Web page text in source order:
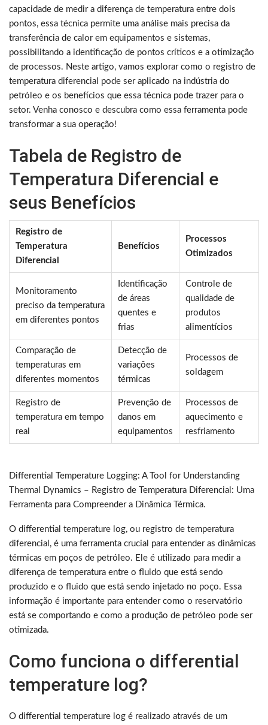
capacidade de medir a diferença de temperatura entre dois
pontos, essa técnica permite uma análise mais precisa da
transferência de calor em equipamentos e sistemas,
possibilitando a identificação de pontos críticos e a otimização
de processos. Neste artigo, vamos explorar como o registro de
temperatura diferencial pode ser aplicado na indústria do
petróleo e os benefícios que essa técnica pode trazer para o
setor. Venha conosco e descubra como essa ferramenta pode
transformar a sua operação!
Tabela de Registro de
Temperatura Diferencial e
seus Benefícios
Registro de
Temperatura
Diferencial
Benefícios
Processos
Otimizados
Monitoramento
preciso da temperatura
em diferentes pontos
Identificação
de áreas
quentes e
frias
Controle de
qualidade de
produtos
alimentícios
Comparação de
temperaturas em
diferentes momentos
Detecção de
variações
térmicas
Processos de
soldagem
Registro de
temperatura em tempo
real
Prevenção de
danos em
equipamentos
Processos de
aquecimento e
resfriamento
Differential Temperature Logging: A Tool for Understanding
Thermal Dynamics – Registro de Temperatura Diferencial: Uma
Ferramenta para Compreender a Dinâmica Térmica.
O differential temperature log, ou registro de temperatura
diferencial, é uma ferramenta crucial para entender as dinâmicas
térmicas em poços de petróleo. Ele é utilizado para medir a
diferença de temperatura entre o fluido que está sendo
produzido e o fluido que está sendo injetado no poço. Essa
informação é importante para entender como o reservatório
está se comportando e como a produção de petróleo pode ser
otimizada.
Como funciona o differential
temperature log?
O differential temperature log é realizado através de um